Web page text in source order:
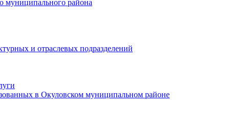
муниципального района
и отраслевых подразделений
в Окуловском муниципальном районе